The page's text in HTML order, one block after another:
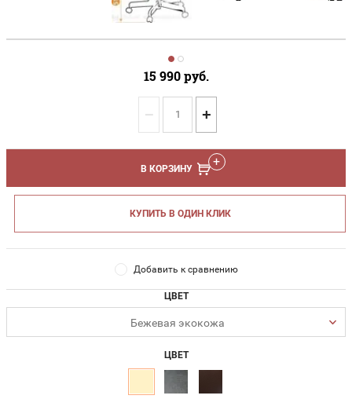
15 990руб.
− +
В КОРЗИНУ
КУПИТЬ В ОДИН КЛИК
Добавить к сравнению
ЦВЕТ
Бежевая экокожа
ЦВЕТ